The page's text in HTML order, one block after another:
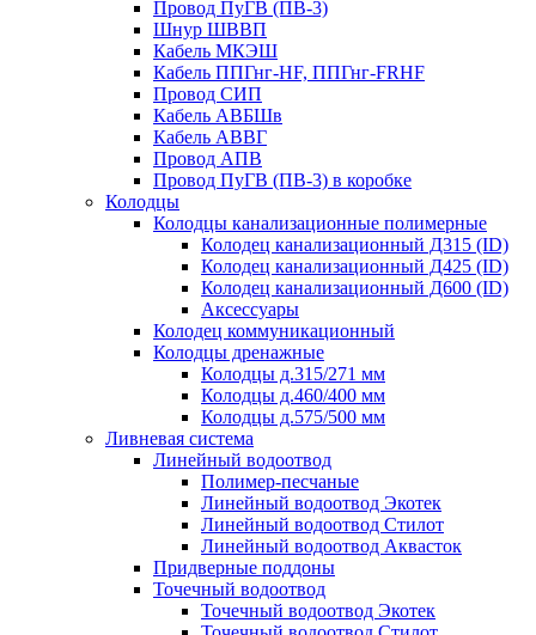
Провод ПуГВ (ПВ-3)
Шнур ШВВП
Кабель МКЭШ
Кабель ППГнг-HF, ППГнг-FRHF
Провод СИП
Кабель АВБШв
Кабель АВВГ
Провод АПВ
Провод ПуГВ (ПВ-3) в коробке
Колодцы
Колодцы канализационные полимерные
Колодец канализационный Д315 (ID)
Колодец канализационный Д425 (ID)
Колодец канализационный Д600 (ID)
Аксессуары
Колодец коммуникационный
Колодцы дренажные
Колодцы д.315/271 мм
Колодцы д.460/400 мм
Колодцы д.575/500 мм
Ливневая система
Линейный водоотвод
Полимер-песчаные
Линейный водоотвод Экотек
Линейный водоотвод Стилот
Линейный водоотвод Аквасток
Придверные поддоны
Точечный водоотвод
Точечный водоотвод Экотек